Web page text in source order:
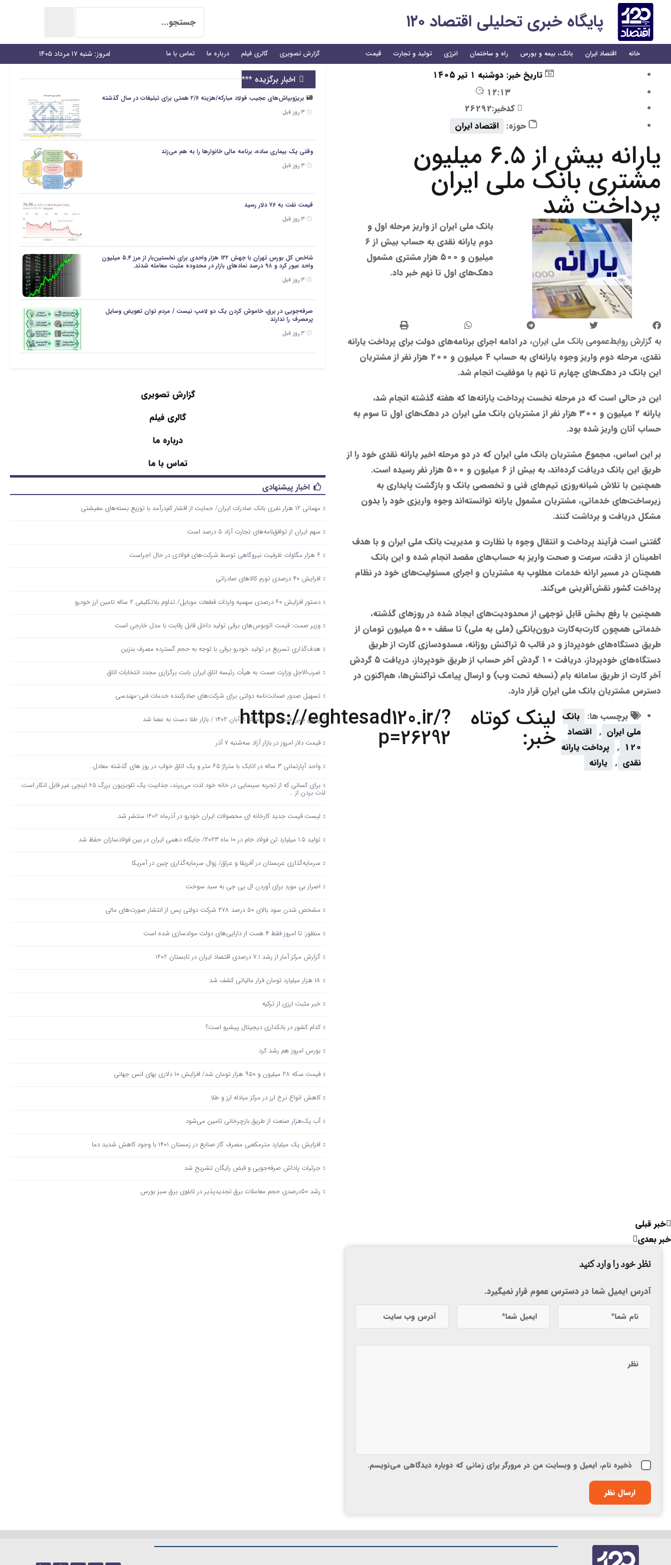
پایگاه خبری تحلیلی اقتصاد ۱۲۰
خانه اقتصاد ایران بانک، بیمه و بورس راه و ساختمان انرژی تولید و تجارت قیمت گزارش تصویری گالری فیلم درباره ما تماس با ما امروز: شنبه ۱۷ مرداد ۱۴۰۵
تاریخ خبر: دوشنبه ۱ تیر ۱۴۰۵
۱۲:۱۳
کدخبر:26292
حوزه:
اقتصاد ایران
یارانه بیش از ۶.۵ میلیون
مشتری بانک ملی ایران
پرداخت شد
بانک ملی ایران از واریز مرحله اول و
دوم یارانه نقدی به حساب بیش از ۶
میلیون و ۵۰۰ هزار مشتری مشمول
دهک‌های اول تا نهم خبر داد.
به گزارش روابط‌عمومی بانک ملی ایران، در ادامه اجرای برنامه‌های دولت برای پرداخت یارانه
نقدی، مرحله دوم واریز وجوه یارانه‌ای به حساب ۴ میلیون و ۲۰۰ هزار نفر از مشتریان
این بانک در دهک‌های چهارم تا نهم با موفقیت انجام شد.
این در حالی است که در مرحله نخست پرداخت یارانه‌ها که هفته گذشته انجام شد،
یارانه ۲ میلیون و ۳۰۰ هزار نفر از مشتریان بانک ملی ایران در دهک‌های اول تا سوم به
حساب آنان واریز شده بود.
بر این اساس، مجموع مشتریان بانک ملی ایران که در دو مرحله اخیر یارانه نقدی خود را از
طریق این بانک دریافت کرده‌اند، به بیش از ۶ میلیون و ۵۰۰ هزار نفر رسیده است.
همچنین با تلاش شبانه‌روزی تیم‌های فنی و تخصصی بانک و بازگشت پایداری به
زیرساخت‌های خدماتی، مشتریان مشمول یارانه توانسته‌اند وجوه واریزی خود را بدون
مشکل دریافت و برداشت کنند.
گفتنی است فرآیند پرداخت و انتقال وجوه با نظارت و مدیریت بانک ملی ایران و با هدف
اطمینان از دقت، سرعت و صحت واریز به حساب‌های مقصد انجام شده و این بانک
همچنان در مسیر ارائه خدمات مطلوب به مشتریان و اجرای مسئولیت‌های خود در نظام
پرداخت کشور نقش‌آفرینی می‌کند.
همچنین با رفع بخش قابل توجهی از محدودیت‌های ایجاد شده در روزهای گذشته،
خدماتی همچون کارت‌به‌کارت درون‌بانکی (ملی به ملی) تا سقف ۵۰۰ میلیون تومان از
طریق دستگاه‌های خودپرداز و در قالب ۵ تراکنش روزانه، مسدودسازی کارت از طریق
دستگاه‌های خودپرداز، دریافت ۱۰ گردش آخر حساب از طریق خودپرداز، دریافت ۵ گردش
آخر کارت از طریق سامانه بام (نسخه تحت وب) و ارسال پیامک تراکنش‌ها، هم‌اکنون در
دسترس مشتریان بانک ملی ایران قرار دارد.
برچسب ها: بانک
ملی ایران , اقتصاد
120
, پرداخت یارانه
نقدی , یارانه
لینک کوتاه
خبر:
https://eghtesad120.ir/?
p=26292
اخبار برگزیده ***
بریزوبپاش‌های عجیب فولاد مبارکه/هزینه ۲/۶ همتی برای تبلیغات در سال گذشته
وقتی یک بیماری ساده، برنامه مالی خانوارها را به هم می‌زند
قیمت نفت به ۷۶ دلار رسید
شاخص کل بورس تهران با جهش ۱۲۲ هزار واحدی برای نخستین‌بار از مرز ۵.۴ میلیون
واحد عبور کرد و ۹۸ درصد نمادهای بازار در محدوده مثبت معامله شدند.
صرفه‌جویی در برق، خاموش کردن یک دو لامپ نیست / مردم توان تعویض وسایل
پرمصرف را ندارند
گزارش تصویری
گالری فیلم
درباره ما
تماس با ما
اخبار پیشنهادی
مهمانی ۱۲ هزار نفری بانک صادرات ایران/ حمایت از اقشار کم‌درآمد با توزیع بسته‌های معیشتی
سهم ایران از توافق‌نامه‌های تجارت آزاد ۵ درصد است
۶ هزار مگاوات ظرفیت نیروگاهی توسط شرکت‌های فولادی در حال اجراست
افزایش ۴۰ درصدی تورم کالاهای صادراتی
دستور افزایش ۶۰ درصدی سهمیه واردات قطعات موبایل/ تداوم بلاتکلیفی ۲ ساله تامین ارز خودرو
وزیر صمت: قیمت اتوبوس‌های برقی تولید داخل قابل رقابت با مدل خارجی است
هدف‌گذاریِ تسریع در تولید خودرو‌ برقی با توجه به حجم گسترده مصرف‌ بنزین‌
ضرب‌الاجل وزارت صمت به هیأت رئیسه اتاق‌ ایران بابت برگزاری مجدد انتخابات اتاق
تسهیل صدور ضمانت‌نامه دولتی برای شرکت‌های صادرکننده خدمات فنی-مهندسی
پیش بینی قیمت طلا و سکه ۸ آبان ۱۴۰۲ / بازار طلا دست‌ به عصا شد
قیمت دلار امروز در بازار آزاد سه‌شنبه ۷ آذر
واحد آپارتمانی ۳ ساله در اتابک با متراژ ۶۵ متر و یک اتاق خواب در روز های گذشته معادل…
برای کسانی که از تجربه سینمایی در خانه خود لذت می‌برند، جذابیت یک تلویزیون بزرگ 65 اینچی غیر قابل انکار است.
لذت بردن از …
لیست قیمت جدید کارخانه ای محصولات ایران خودرو در آذرماه 1402 منتشر شد.
تولید ۱.۵ میلیارد تن فولاد خام در ۱۰ ماه ۲۰۲۳/ جایگاه دهمی ایران در بین فولادسازان حفظ شد
سرمایه‌گذاری عربستان در آفریقا و عراق/ زوال سرمایه‌گذاری چین در آمریکا
اصرار بی مورد برای آوردن ال پی جی به سبد سوخت
مشخص شدن سود بالای ۵۰ درصد ۲۷۸ شرکت دولتی پس از انتشار صورت‌های مالی
منظور: تا امروز فقط ۴ همت از دارایی‌های دولت مولدسازی شده است
گزارش مرکز آمار از رشد 7.1 درصدی اقتصاد ایران در تابستان 1402
۱۸ هزار میلیارد تومان فرار مالیاتی کشف شد
خبر مثبت ارزی از ترکیه
کدام کشور در بانکداری دیجیتال پیشرو است؟
بورس امروز هم رشد کرد
قیمت سکه ۲۸ میلیون و ۹۵۰ هزار تومان شد/ افزایش ۱۰ دلاری بهای انس جهانی
کاهش انواع نرخ ارز در مرکز مبادله ارز و طلا
آب یک‌هزار صنعت از طریق بازچرخانی تامین می‌شود
افزایش یک میلیارد مترمکعبی مصرف گاز صنایع در زمستان ۱۴۰۱ با وجود کاهش شدید دما
جزئیات پاداش صرفه‌جویی و قبض رایگان تشریح شد
رشد ۵۰درصدی حجم معاملات برق تجدیدپذیر در تابلوی برق سبز بورس
خبر قبلی
خبر بعدی
نظر خود را وارد کنید
آدرس ایمیل شما در دسترس عموم قرار نمیگیرد.
ذخیره نام، ایمیل و وبسایت من در مرورگر برای زمانی که دوباره دیدگاهی می‌نویسم.